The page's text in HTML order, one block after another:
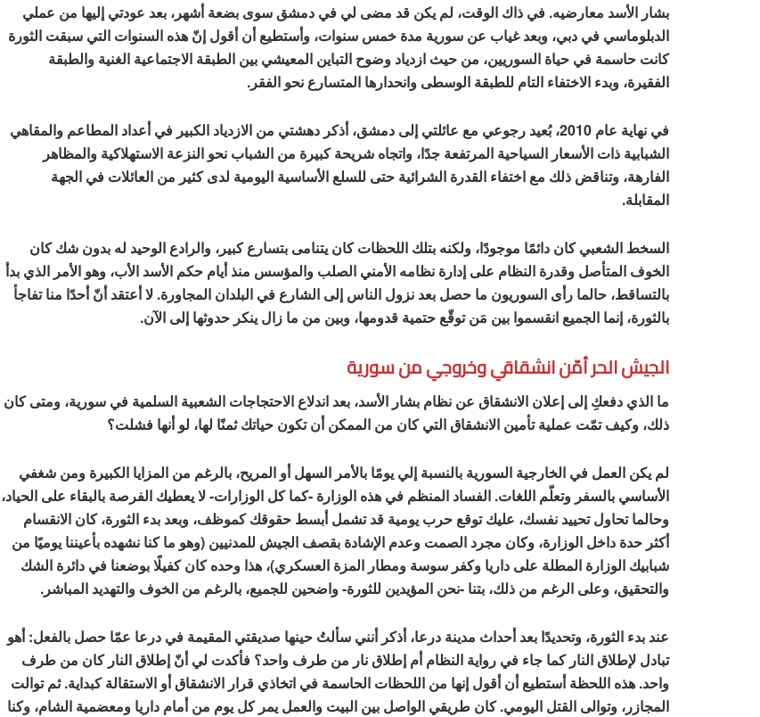
بشار الأسد معارضيه. في ذاك الوقت، لم يكن قد مضى لي في دمشق سوى بضعة أشهر، بعد عودتي إليها من عملي
الدبلوماسي في دبي، وبعد غياب عن سورية مدة خمس سنوات، وأستطيع أن أقول إنّ هذه السنوات التي سبقت الثورة
كانت حاسمة في حياة السوريين، من حيث ازدياد وضوح التباين المعيشي بين الطبقة الاجتماعية الغنية والطبقة
الفقيرة، وبدء الاختفاء التام للطبقة الوسطى وانحدارها المتسارع نحو الفقر.
في نهاية عام 2010، بُعيد رجوعي مع عائلتي إلى دمشق، أذكر دهشتي من الازدياد الكبير في أعداد المطاعم والمقاهي
الشبابية ذات الأسعار السياحية المرتفعة جدًا، واتجاه شريحة كبيرة من الشباب نحو النزعة الاستهلاكية والمظاهر
الفارهة، وتناقض ذلك مع اختفاء القدرة الشرائية حتى للسلع الأساسية اليومية لدى كثير من العائلات في الجهة
المقابلة.
السخط الشعبي كان دائمًا موجودًا، ولكنه بتلك اللحظات كان يتنامى بتسارع كبير، والرادع الوحيد له بدون شك كان
الخوف المتأصل وقدرة النظام على إدارة نظامه الأمني الصلب والمؤسس منذ أيام حكم الأسد الأب، وهو الأمر الذي بدأ
بالتساقط، حالما رأى السوريون ما حصل بعد نزول الناس إلى الشارع في البلدان المجاورة. لا أعتقد أنّ أحدًا منا تفاجأ
بالثورة، إنما الجميع انقسموا بين مَن توقّع حتمية قدومها، وبين من ما زال ينكر حدوثها إلى الآن.
الجيش الحر أمّن انشقاقي وخروجي من سورية
ما الذي دفعكِ إلى إعلان الانشقاق عن نظام بشار الأسد، بعد اندلاع الاحتجاجات الشعبية السلمية في سورية، ومتى كان
ذلك، وكيف تمّت عملية تأمين الانشقاق التي كان من الممكن أن تكون حياتك ثمنًا لها، لو أنها فشلت؟
لم يكن العمل في الخارجية السورية بالنسبة إلي يومًا بالأمر السهل أو المريح، بالرغم من المزايا الكبيرة ومن شغفي
الأساسي بالسفر وتعلّم اللغات. الفساد المنظم في هذه الوزارة -كما كل الوزارات- لا يعطيك الفرصة بالبقاء على الحياد،
وحالما تحاول تحييد نفسك، عليك توقع حرب يومية قد تشمل أبسط حقوقك كموظف، وبعد بدء الثورة، كان الانقسام
أكثر حدة داخل الوزارة، وكان مجرد الصمت وعدم الإشادة بقصف الجيش للمدنيين (وهو ما كنا نشهده بأعيننا يوميًا من
شبابيك الوزارة المطلة على داريا وكفر سوسة ومطار المزة العسكري)، هذا وحده كان كفيلًا بوضعنا في دائرة الشك
والتحقيق، وعلى الرغم من ذلك، بتنا -نحن المؤيدين للثورة- واضحين للجميع، بالرغم من الخوف والتهديد المباشر.
عند بدء الثورة، وتحديدًا بعد أحداث مدينة درعا، أذكر أنني سألتُ حينها صديقتي المقيمة في درعا عمّا حصل بالفعل: أهو
تبادل لإطلاق النار كما جاء في رواية النظام أم إطلاق نار من طرف واحد؟ فأكدت لي أنّ إطلاق النار كان من طرف
واحد. هذه اللحظة أستطيع أن أقول إنها من اللحظات الحاسمة في اتخاذي قرار الانشقاق أو الاستقالة كبداية. ثم توالت
المجازر، وتوالى القتل اليومي. كان طريقي الواصل بين البيت والعمل يمر كل يوم من أمام داريا ومعضمية الشام، وكنا